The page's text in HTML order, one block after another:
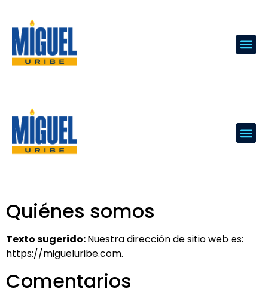
Quiénes somos
Texto sugerido:Nuestra dirección de sitio web es:
https://migueluribe.com.
Comentarios